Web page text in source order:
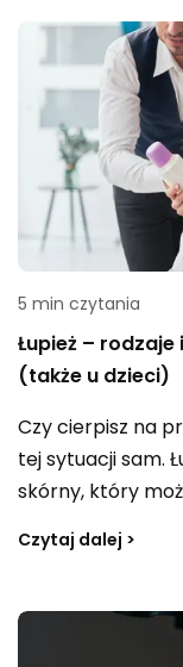
5 min czytania
Łupież –
(także u dzieci)
Czy cierpisz na
tej sytuacji sam.
skórny, który
skutecznie
odpowiednimi
łupieżu suchego,
Czytaj dalej >